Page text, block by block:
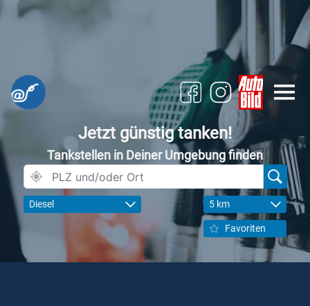
Jetzt günstig tanken!
Tankstellen in Deiner Umgebung finden
Diesel 5 km
Favoriten